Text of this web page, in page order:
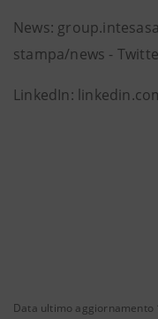
News:
stampa/news -
LinkedIn:
Data ultimo aggiornamento